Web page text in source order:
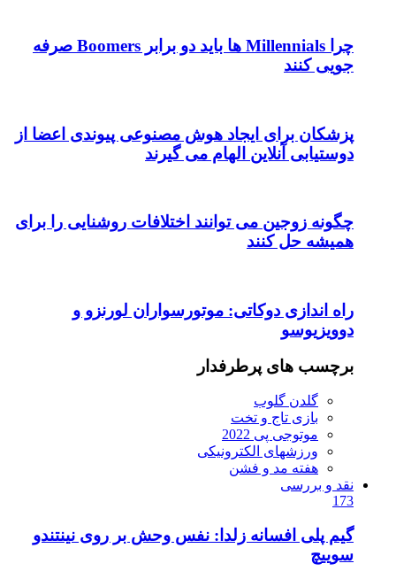
چرا Millennials ها باید دو برابر Boomers صرفه
جویی کنند
پزشکان برای ایجاد هوش مصنوعی پیوندی اعضا از
دوستیابی آنلاین الهام می گیرند
چگونه زوجین می توانند اختلافات روشنایی را برای
همیشه حل کنند
راه اندازی دوکاتی: موتورسواران لورنزو و
دوویزیوسو
برچسب های پرطرفدار
گلدن گلوب
بازی تاج و تخت
موتوجی پی 2022
ورزشهای الکترونیکی
هفته مد و فشن
نقد و بررسی
173
گیم پلی افسانه زلدا: نفس وحش بر روی نینتندو
سوییچ